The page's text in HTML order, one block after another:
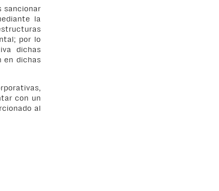
sancionar
la
por lo
dichas
en dichas
con un
al